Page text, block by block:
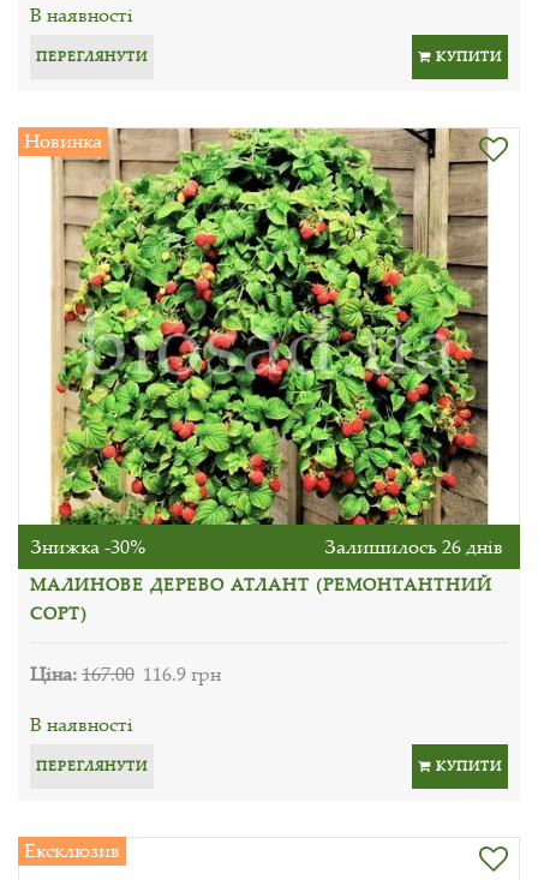
В наявності
ПЕРЕГЛЯНУТИ КУПИТИ
Новинка
Знижка -30% Залишилось 26 днів
МАЛИНОВЕ ДЕРЕВО АТЛАНТ (РЕМОНТАНТНИЙ
СОРТ)
Ціна:167.00 116.9 грн
В наявності
ПЕРЕГЛЯНУТИ КУПИТИ
Ексклюзив